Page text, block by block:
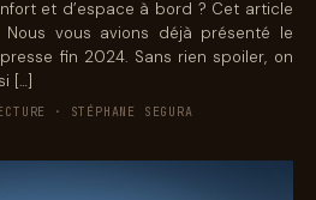
et d’espace à bord ? Cet article
vous avions déjà présenté le
fin 2024. Sans rien spoiler, on
[…]
· STÉPHANE SEGURA